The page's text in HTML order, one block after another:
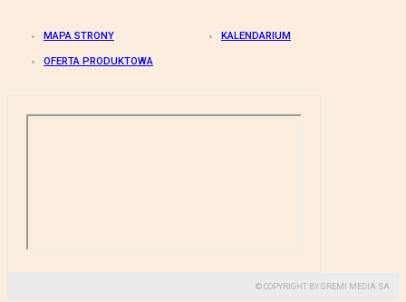
MAPA STRONY KALENDARIUM
OFERTA PRODUKTOWA
© COPYRIGHT BY GREMI MEDIA SA